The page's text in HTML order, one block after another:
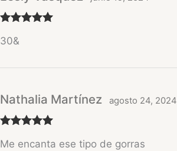
con5
30&
con 5de 5
Nathalia Martínez agosto 24, 2024
Me encanta ese tipo de gorras